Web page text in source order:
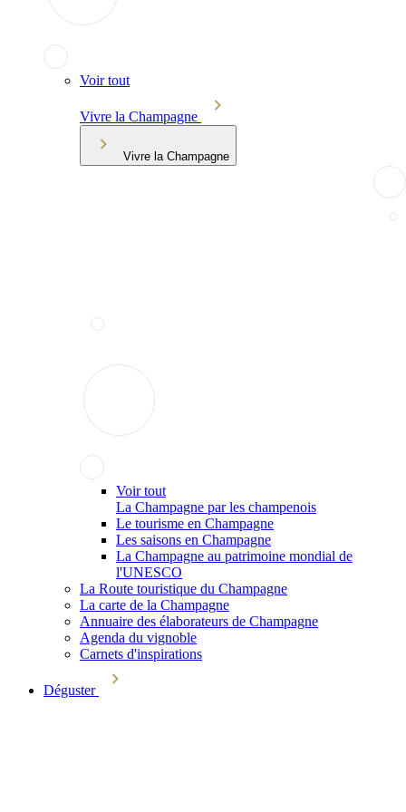
Voir tout
Vivre la Champagne
Vivre la Champagne
Voir tout
La Champagne par les champenois
Le tourisme en Champagne
Les saisons en Champagne
La Champagne au patrimoine mondial de
l'UNESCO
La Route touristique du Champagne
La carte de la Champagne
Annuaire des élaborateurs de Champagne
Agenda du vignoble
Carnets d'inspirations
Déguster